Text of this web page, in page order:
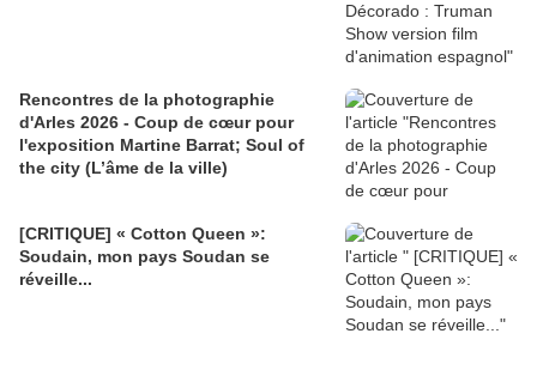
Rencontres de la photographie
d'Arles 2026 - Coup de cœur pour
l'exposition Martine Barrat; Soul of
the city (L’âme de la ville)
[CRITIQUE] « Cotton Queen »:
Soudain, mon pays Soudan se
réveille...